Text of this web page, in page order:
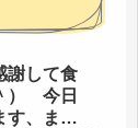
謝して食
） 今日
す、まだ